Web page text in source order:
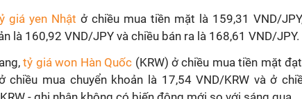
giá yen Nhật ở chiều mua tiền mặt là 159,31 VND/
là 160,92 VND/JPY và chiều bán ra là 168,61 VND/JPY.
tỷ giá won Hàn Quốc (KRW) ở chiều mua tiền mặt
chiều mua chuyển khoản là 17,54 VND/KRW và ở